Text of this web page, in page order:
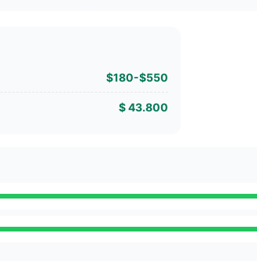
$180-$550
$ 43.800